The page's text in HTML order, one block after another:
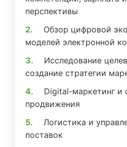
перспективы
Обзор цифровой
моделей электронной
Исследование
создание стратегии
Digital-маркетинг и
продвижения
Логистика и
поставок